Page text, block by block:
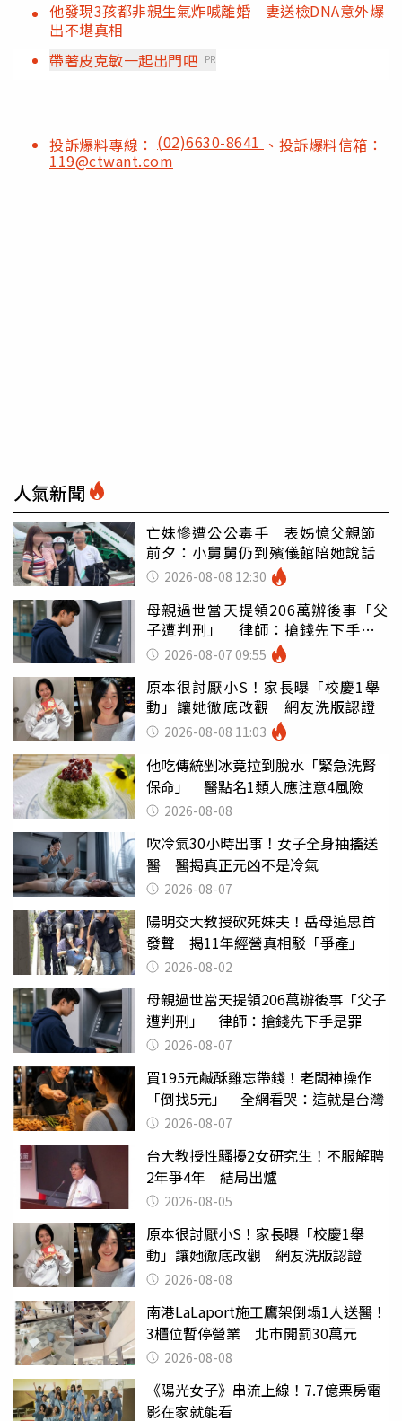
他發現3孩都非親生氣炸喊離婚 妻送檢DNA意外爆
出不堪真相
帶著皮克敏一起出門吧 PR
投訴爆料專線： (02)6630-8641 、投訴爆料信箱：
119@ctwant.com
人氣新聞
亡妹慘遭公公毒手 表姊憶父親節
前夕：小舅舅仍到殯儀館陪她說話
2026-08-08 12:30
母親過世當天提領206萬辦後事「父
子遭判刑」 律師：搶錢先下手是
罪 2026-08-07 09:55
原本很討厭小S！家長曝「校慶1舉
動」讓她徹底改觀 網友洗版認證
2026-08-08 11:03
他吃傳統剉冰竟拉到脫水「緊急洗腎
保命」 醫點名1類人應注意4風險
2026-08-08
吹冷氣30小時出事！女子全身抽搐送
醫 醫揭真正元凶不是冷氣
2026-08-07
陽明交大教授砍死妹夫！岳母追思首
發聲 揭11年經營真相駁「爭產」
2026-08-02
母親過世當天提領206萬辦後事「父子
遭判刑」 律師：搶錢先下手是罪
2026-08-07
買195元鹹酥雞忘帶錢！老闆神操作
「倒找5元」 全網看哭：這就是台灣
2026-08-07
台大教授性騷擾2女研究生！不服解聘
2年爭4年 結局出爐
2026-08-05
原本很討厭小S！家長曝「校慶1舉
動」讓她徹底改觀 網友洗版認證
2026-08-08
南港LaLaport施工鷹架倒塌1人送醫！
3櫃位暫停營業 北市開罰30萬元
2026-08-08
《陽光女子》串流上線！7.7億票房電
影在家就能看